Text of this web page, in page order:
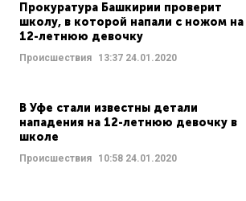
Прокуратура Башкирии проверит
школу, в которой напали с ножом на
12-летнюю девочку
Происшествия 13:37 24.01.2020
В Уфе стали известны детали
нападения на 12-летнюю девочку в
школе
Происшествия 10:58 24.01.2020